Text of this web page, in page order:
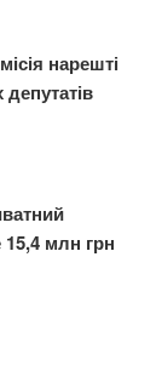
нарешті
млн грн